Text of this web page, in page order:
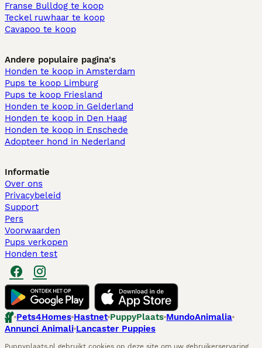
Franse Bulldog te koop
Teckel ruwhaar te koop
Cavapoo te koop
Andere populaire pagina's
Honden te koop in Amsterdam
Pups te koop Limburg​
Pups te koop Friesland​
Honden te koop in Gelderland
Honden te koop in Den Haag
Honden te koop in Enschede
Adopteer hond in Nederland
Informatie
Over ons
Privacybeleid
Support
Pers
Voorwaarden
Pups verkopen
Honden test
Pets4Homes Hastnet PuppyPlaats MundoAnimalia
Annunci Animali Lancaster Puppies
Puppyplaats.nl gebruikt cookies op deze site om uw gebruikerservaring